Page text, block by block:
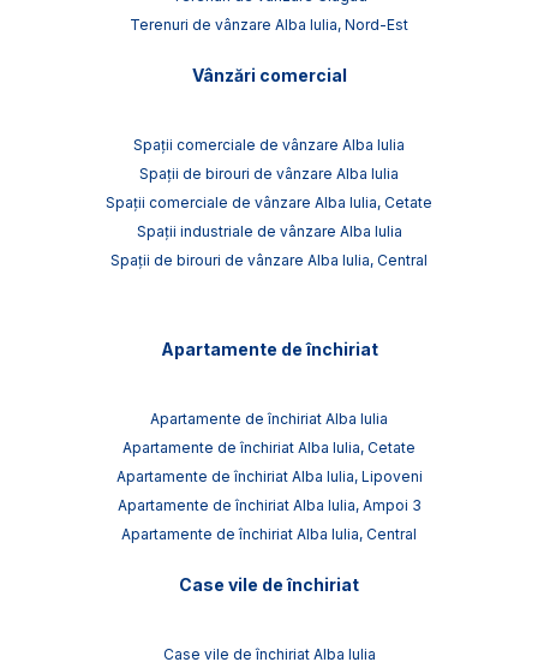
Terenuri de vânzare Alba Iulia, Nord-Est
Vânzări comercial
Spații comerciale de vânzare Alba Iulia
Spații de birouri de vânzare Alba Iulia
Spații comerciale de vânzare Alba Iulia, Cetate
Spații industriale de vânzare Alba Iulia
Spații de birouri de vânzare Alba Iulia, Central
Apartamente de închiriat
Apartamente de închiriat Alba Iulia
Apartamente de închiriat Alba Iulia, Cetate
Apartamente de închiriat Alba Iulia, Lipoveni
Apartamente de închiriat Alba Iulia, Ampoi 3
Apartamente de închiriat Alba Iulia, Central
Case vile de închiriat
Case vile de închiriat Alba Iulia